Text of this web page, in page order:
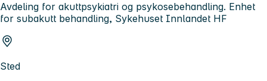
Avdeling for akuttpsykiatri og psykosebehandling. Enhet
for subakutt behandling, Sykehuset Innlandet HF
Sted